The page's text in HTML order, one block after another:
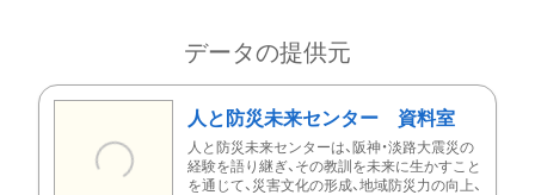
データの提供元
人と防災未来センター 資料室
人と防災未来センターは、阪神・淡路大震災の
経験を語り継ぎ、その教訓を未来に生かすこと
を通じて、災害文化の形成、地域防災力の向上、